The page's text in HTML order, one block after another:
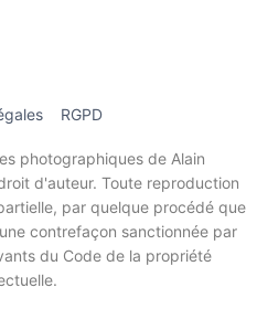
RGPD
photographiques de Alain
d'auteur. Toute reproduction
par quelque procédé que
contrefaçon sanctionnée par
du Code de la propriété